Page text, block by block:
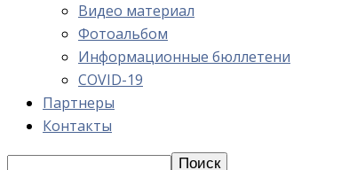
Видео материал
Фотоальбом
Информационные бюллетени
COVID-19
Партнеры
Контакты